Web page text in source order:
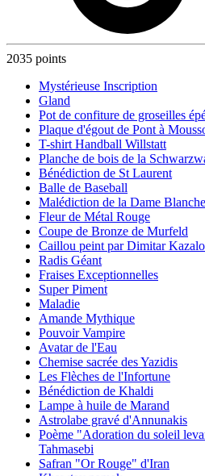
2035 points
Mystérieuse Inscription
Gland
Pot de confiture de groseilles
Plaque d'égout de Pont à
T-shirt Handball Willstatt
Planche de bois de la
Bénédiction de St Laurent
Balle de Baseball
Malédiction de la Dame Blanche
Fleur de Métal Rouge
Coupe de Bronze de Murfeld
Caillou peint par Dimitar
Radis Géant
Fraises Exceptionnelles
Super Piment
Maladie
Amande Mythique
Pouvoir Vampire
Avatar de l'Eau
Chemise sacrée des Yazidis
Les Flèches de l'Infortune
Bénédiction de Khaldi
Lampe à huile de Marand
Astrolabe gravé d'Annunakis
Poème "Adoration du soleil
Tahmasebi
Safran "Or Rouge" d'Iran